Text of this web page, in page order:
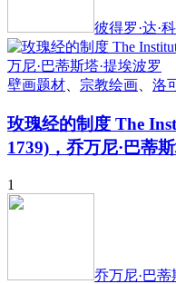
彼得罗·达·
壁画题材 宗教绘画 洛
玫瑰经的制度 The
1739)，乔万尼·巴蒂
1
乔万尼·巴蒂